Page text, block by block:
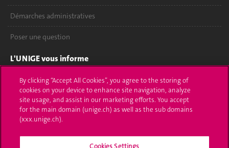
Démarches administratives
Poser une question
L'UNIGE vous informe
UNIGE Mobile
Médias
Offres d'emploi
By clicking “Accept All Cookies”, you agree to the storing of
cookies on your device to enhance site navigation, analyze
site usage, and assist in our marketing efforts. You accept
for the main domain (unige.ch) as well as the sub domains
(xxx.unige.ch).
Cookies Settings